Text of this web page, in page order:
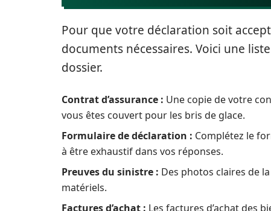
Pour que votre déclaration soit
documents nécessaires. Voici une
dossier.
Contrat d’assurance : Une copie de votre
vous êtes couvert pour les bris de glace.
Formulaire de déclaration : Complétez le
à être exhaustif dans vos réponses.
Preuves du sinistre : Des photos claires de
matériels.
Factures d’achat : Les factures d’achat des